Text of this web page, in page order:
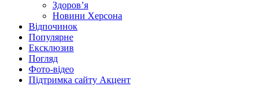
Здоров’я
Новини Херсона
Відпочинок
Популярне
Ексклюзив
Погляд
Фото-відео
Підтримка сайту Акцент